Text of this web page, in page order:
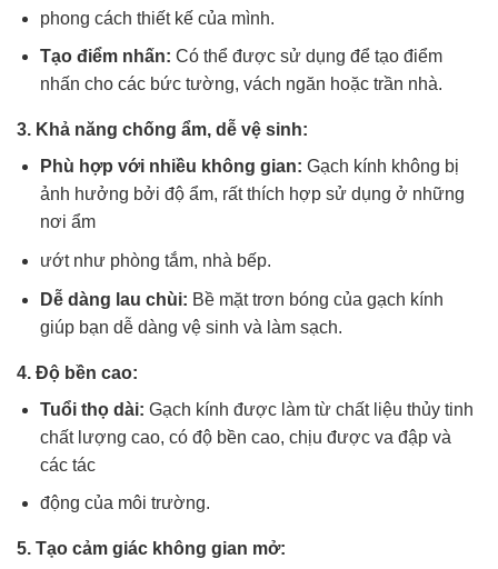
phong cách thiết kế của mình.
Tạo điểm nhấn: Có thể được sử dụng để tạo điểm
nhấn cho các bức tường, vách ngăn hoặc trần nhà.
3. Khả năng chống ẩm, dễ vệ sinh:
Phù hợp với nhiều không gian: Gạch kính không bị
ảnh hưởng bởi độ ẩm, rất thích hợp sử dụng ở những
nơi ẩm
ướt như phòng tắm, nhà bếp.
Dễ dàng lau chùi: Bề mặt trơn bóng của gạch kính
giúp bạn dễ dàng vệ sinh và làm sạch.
4. Độ bền cao:
Tuổi thọ dài: Gạch kính được làm từ chất liệu thủy tinh
chất lượng cao, có độ bền cao, chịu được va đập và
các tác
động của môi trường.
5. Tạo cảm giác không gian mở: